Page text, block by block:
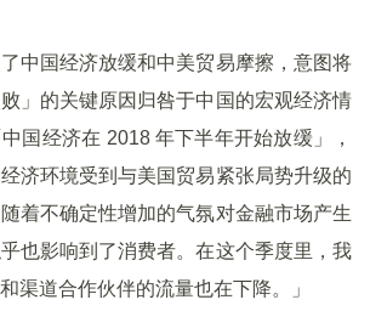
中国经济放缓和中美贸易摩擦，意图将
」的关键原因归咎于中国的宏观经济情
国经济在 2018 年下半年开始放缓」，
济环境受到与美国贸易紧张局势升级的
着不确定性增加的气氛对金融市场产生
也影响到了消费者。在这个季度里，我
渠道合作伙伴的流量也在下降。」